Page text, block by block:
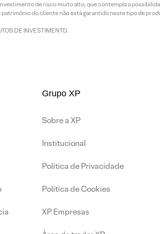
de risco muito alto, que contempla a
do cliente não está garantido neste tipo de
DE INVESTIMENTO.
Grupo XP
Sobre a XP
Institucional
Política de Privacidade
Política de Cookies
XP Empresas